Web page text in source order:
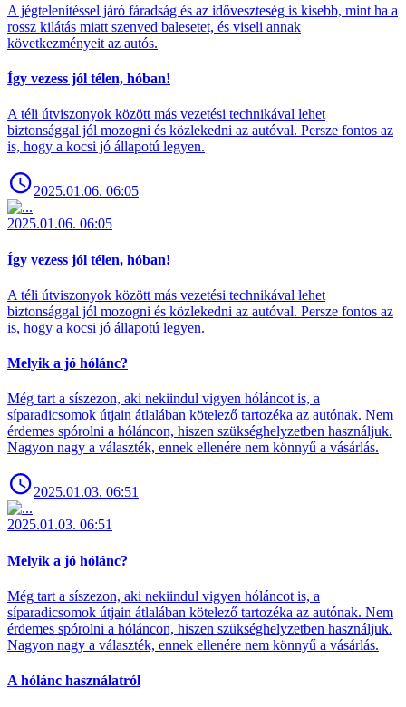
A jégtelenítéssel járó fáradság és az időveszteség is kisebb, mint ha a
rossz kilátás miatt szenved balesetet, és viseli annak
következményeit az autós.
Így vezess jól télen, hóban!
A téli útviszonyok között más vezetési technikával lehet
biztonsággal jól mozogni és közlekedni az autóval. Persze fontos az
is, hogy a kocsi jó állapotú legyen.
2025.01.06. 06:05
2025.01.06. 06:05
Így vezess jól télen, hóban!
A téli útviszonyok között más vezetési technikával lehet
biztonsággal jól mozogni és közlekedni az autóval. Persze fontos az
is, hogy a kocsi jó állapotú legyen.
Melyik a jó hólánc?
Még tart a síszezon, aki nekiindul vigyen hóláncot is, a
síparadicsomok útjain átlalában kötelező tartozéka az autónak. Nem
érdemes spórolni a hóláncon, hiszen szükséghelyzetben használjuk.
Nagyon nagy a választék, ennek ellenére nem könnyű a vásárlás.
2025.01.03. 06:51
2025.01.03. 06:51
Melyik a jó hólánc?
Még tart a síszezon, aki nekiindul vigyen hóláncot is, a
síparadicsomok útjain átlalában kötelező tartozéka az autónak. Nem
érdemes spórolni a hóláncon, hiszen szükséghelyzetben használjuk.
Nagyon nagy a választék, ennek ellenére nem könnyű a vásárlás.
A hólánc használatról